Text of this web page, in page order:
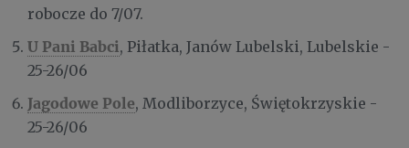
robocze do 7/07.
U Pani Babci, Piłatka, Janów Lubelski, Lubelskie -
25-26/06
Jagodowe Pole, Modliborzyce, Świętokrzyskie -
25-26/06